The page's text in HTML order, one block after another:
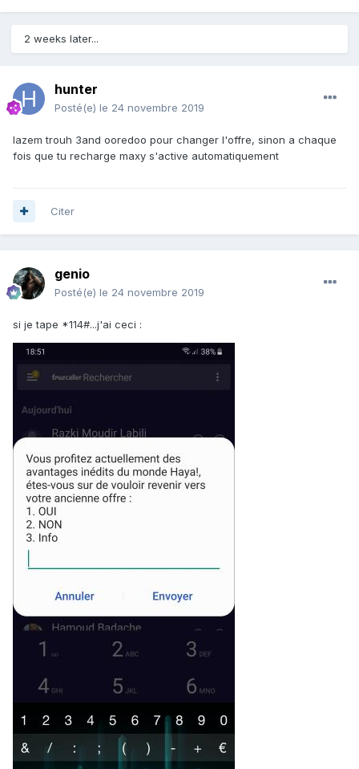
2 weeks later...
hunter
Posté(e) le 24 novembre 2019
lazem trouh 3and ooredoo pour changer l'offre, sinon a chaque
fois que tu recharge maxy s'active automatiquement
Citer
genio
Posté(e) le 24 novembre 2019
si je tape *114#...j'ai ceci :